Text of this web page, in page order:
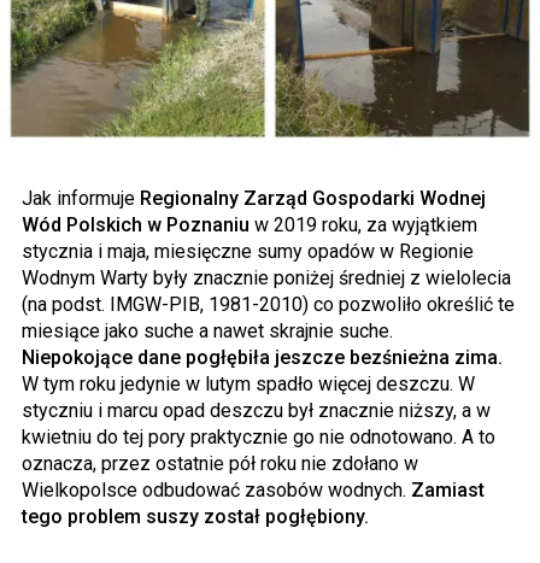
Jak informuje Regionalny Zarząd Gospodarki Wodnej
Wód Polskich w Poznaniu w 2019 roku, za wyjątkiem
stycznia i maja, miesięczne sumy opadów w Regionie
Wodnym Warty były znacznie poniżej średniej z wielolecia
(na podst. IMGW-PIB, 1981-2010) co pozwoliło określić te
miesiące jako suche a nawet skrajnie suche.
Niepokojące dane pogłębiła jeszcze bezśnieżna zima.
W tym roku jedynie w lutym spadło więcej deszczu. W
styczniu i marcu opad deszczu był znacznie niższy, a w
kwietniu do tej pory praktycznie go nie odnotowano. A to
oznacza, przez ostatnie pół roku nie zdołano w
Wielkopolsce odbudować zasobów wodnych. Zamiast
tego problem suszy został pogłębiony.